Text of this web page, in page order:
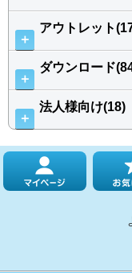
＋
アウトレット
＋
ダウンロード
＋
法人様向け(18)